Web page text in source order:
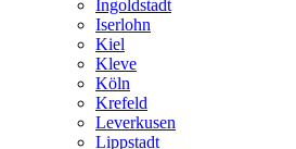
Ingoldstadt
Iserlohn
Kiel
Kleve
Köln
Krefeld
Leverkusen
Lippstadt